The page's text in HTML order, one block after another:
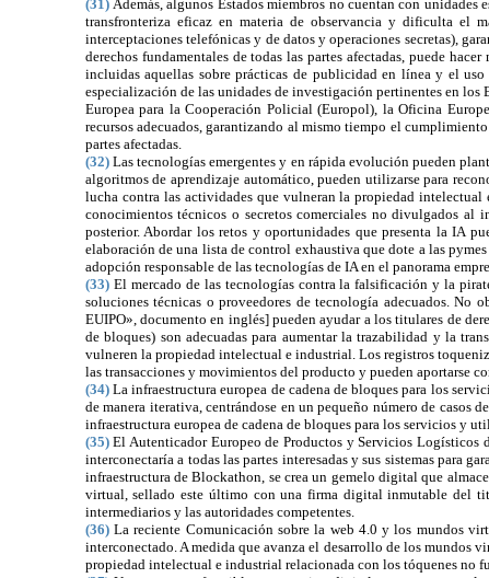
(31)Además, algunos Estados miembros no cuentan con
transfronteriza eficaz en materia de observancia y dificulta el
interceptaciones telefónicas y de datos y operaciones secretas),
derechos fundamentales de todas las partes afectadas, puede
incluidas aquellas sobre prácticas de publicidad en línea y el
especialización de las unidades de investigación pertinentes en
Europea para la Cooperación Policial (Europol), la Oficina
recursos adecuados, garantizando al mismo tiempo el
partes afectadas.
(32) Las tecnologías emergentes y en rápida evolución pueden
algoritmos de aprendizaje automático, pueden utilizarse para
lucha contra las actividades que vulneran la propiedad
conocimientos técnicos o secretos comerciales no divulgados
posterior. Abordar los retos y oportunidades que presenta la IA
elaboración de una lista de control exhaustiva que dote a las
adopción responsable de las tecnologías de IA en el panorama
(33) El mercado de las tecnologías contra la falsificación y la
soluciones técnicas o proveedores de tecnología adecuados.
EUIPO», documento en inglés] pueden ayudar a los titulares de
de bloques) son adecuadas para aumentar la trazabilidad y la
vulneren la propiedad intelectual e industrial. Los registros
las transacciones y movimientos del producto y pueden aportarse
(34) La infraestructura europea de cadena de bloques para los
de manera iterativa, centrándose en un pequeño número de casos
infraestructura europea de cadena de bloques para los servicios y
(35)El Autenticador Europeo de Productos y Servicios Logísticos
interconectaría a todas las partes interesadas y sus sistemas para
infraestructura de Blockathon, se crea un gemelo digital que
virtual, sellado este último con una firma digital inmutable del
intermediarios y las autoridades competentes.
(36)La reciente Comunicación sobre la web 4.0 y los mundos
interconectado. A medida que avanza el desarrollo de los mundos
propiedad intelectual e industrial relacionada con los tóquenes no